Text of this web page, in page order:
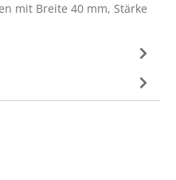
mit Breite 40 mm, Stärke